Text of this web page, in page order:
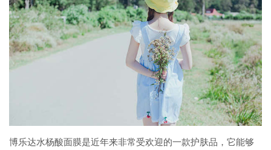
博乐达水杨酸面膜是近年来非常受欢迎的一款护肤品，它能够